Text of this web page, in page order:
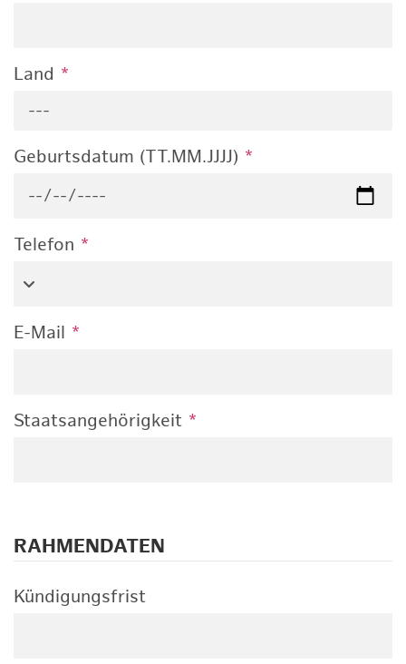
Land *
---
Geburtsdatum (TT.MM.JJJJ) *
Telefon *
E-Mail *
Staatsangehörigkeit *
RAHMENDATEN
Kündigungsfrist